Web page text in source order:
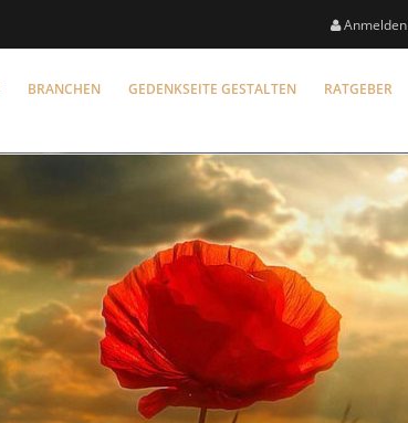
Anmelden
BRANCHEN GEDENKSEITE GESTALTEN RATGEBER